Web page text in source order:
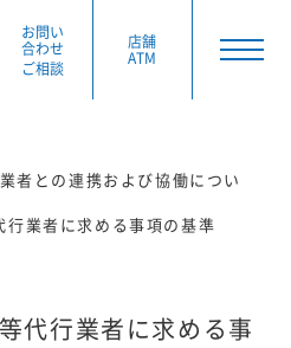
お問い
合わせ
ご相談
店舗
ATM
者との連携および協働につい
行業者に求める事項の基準
代行業者に求める事